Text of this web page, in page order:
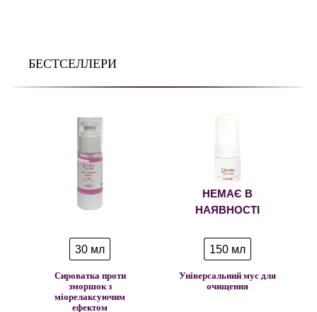
БЕСТСЕЛЛЕРИ
30 мл
Сироватка проти
зморшок з
міорелаксуючим
ефектом
НЕМАЄ В
НАЯВНОСТІ
150 мл
Універсальний мус для
очищення